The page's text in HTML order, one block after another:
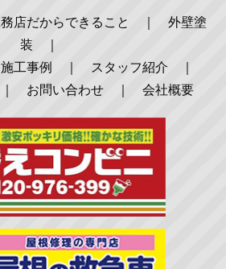
店だからできること
外壁塗
装
施工事例 スタッフ紹介
お問い合わせ 会社概要